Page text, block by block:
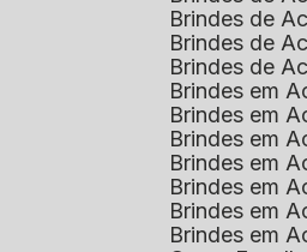
Brindes de
Brindes de
Brindes de
Brindes em
Brindes em
Brindes em
Brindes em
Brindes em
Brindes em
Brindes em